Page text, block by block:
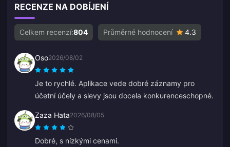
RECENZE NA DOBÍJENÍ
Celkem recenzí:804 Průměrné hodnocení 4.3
Oso2026/08/02
Je to rychlé. Aplikace vede dobré záznamy pro
účetní účely a slevy jsou docela konkurenceschopné.
Zaza Hata2026/08/05
Dobré, s nízkými cenami.